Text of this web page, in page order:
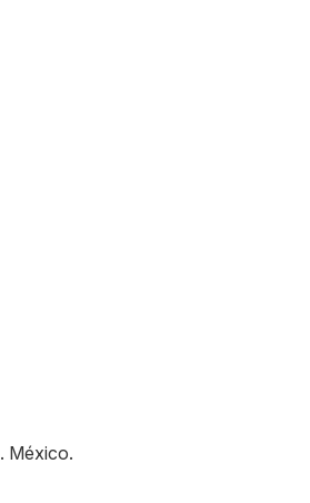
. México.